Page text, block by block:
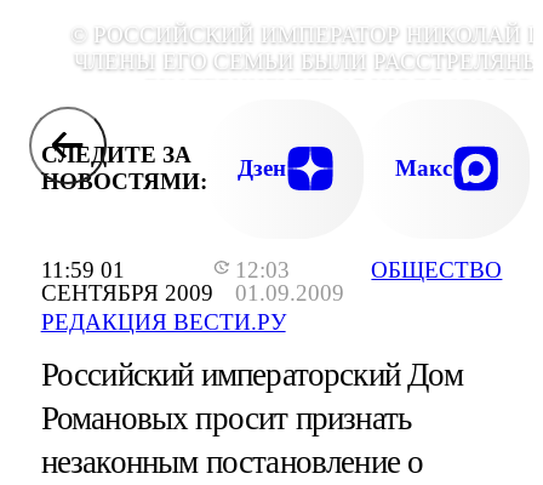
11:59 01
СЕНТЯБРЯ 2009
12:03
01.09.2009
РЕДАКЦИЯ ВЕСТИ.РУ
ОБЩЕСТВО
© РОССИЙСКИЙ ИМПЕРАТОР НИКОЛАЙ
ЧЛЕНЫ ЕГО СЕМЬИ БЫЛИ
СЛЕДИТЕ ЗА
НОВОСТЯМИ:
Дзен Макс
Российский императорский Дом
Романовых просит признать
незаконным постановление о